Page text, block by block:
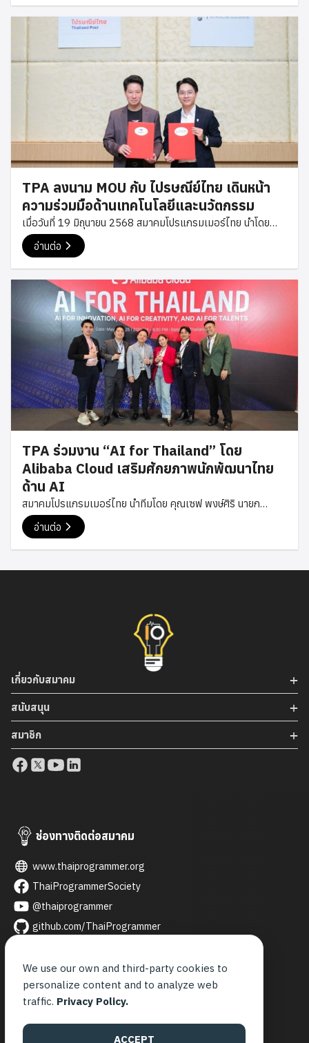
และพูดคุยกันอย่างเป็นกันเอง ในโอกาสนี้ ทั้งสองฝ่ายได้ร่วมแลก
เปลี่ยนมุมมองเกี่ยวกับแนวโน้มเทคโนโลยีและอุตสาหกรรมดิจิทัล
ด้านเทคโนโลยีในประเทศไทย รวมถึงโอกาสในการสร้างความร่วม
มือระหว่างภาคเอกชนและชุมชนนักพัฒนาในอนาคต การพบปะครั้ง
นี้ยังสะท้อนถึงความตั้งใจของสมาคมโปรแกรมเมอร์ไทยในการ
สร้างเครือข่ายความร่วมมือกับองค์กรชั้นนำในอุตสาหกรรม
เทคโนโลยี เพื่อสนับสนุนการพัฒนาองค์ความรู้ การสร้างโอกาส
ใหม่ ๆ ให้กับนักพัฒนาไทย และร่วมกันผลักดันระบบนิเวศด้าน
เทคโนโลยีของประเทศให้เติบโตอย่างต่อเนื่อง สมาคม
อย่างอบอุ่น และขออวยพรให้ปีใหม่นี้เป็นปีแห่งความสำเร็จและการ
เติบโตอย่างต่อเนื่อง #TPA #ThaiProgrammer #Bitkub
#TechCommunity
TPA ลงนาม MOU กับ ไปรษณีย์ไทย เดินหน้า
ความร่วมมือด้านเทคโนโลยีและนวัตกรรม
เมื่อวันที่ 19 มิถุนายน 2568 สมาคมโปรแกรมเมอร์ไทย นำโดย
คุณเซฟ พงษ์ศิริ นายกสมาคม และ คุณโม กฤษฎา กรรมการ
สมาคม เข้าร่วมพิธีลงนามบันทึกข้อตกลงความร่วมมือ (MOU) กับ
บริษัท ไปรษณีย์ไทย จำกัด โดยมี ดร.ดนันท์ สุภัทรพันธุ์ กรรมการผู้
จัดการใหญ่ พร้อมทีมผู้บริหารให้การต้อนรับและร่วมลงนามในครั้ง
นี้ ความร่วมมือดังกล่าวมีวัตถุประสงค์เพื่อส่งเสริมการพัฒนา
เทคโนโลยีและนวัตกรรมด้านดิจิทัล รวมถึงการแลกเปลี่ยนองค์
ความรู้ระหว่างภาคเทคโนโลยีและภาคธุรกิจ เพื่อยกระดับศักยภาพ
ของนักพัฒนาและองค์กรไทยให้สามารถปรับตัวต่อการเปลี่ยนแปลง
ของโลกดิจิทัลได้อย่างมีประสิทธิภาพ พร้อมสนับสนุนการเติบโตของ
ธุรกิจไทยให้แข็งแกร่งในยุคเศรษฐกิจดิจิทัล พิธีลงนามจัดขึ้น ณ
ไปรษณีย์ไทย สำนักงานใหญ่ ท่ามกลางบรรยากาศแห่งความร่วม
มือและวิสัยทัศน์ร่วมกันของทั้งสององค์กร ที่มุ่งขับเคลื่อนการ
เติบโตของเศรษฐกิจดิจิทัลไทยอย่างยั่งยืน การลงนามบันทึกข้อ
ตกลงในครั้งนี้นับเป็นอีกก้าวสำคัญของสมาคมโปรแกรมเมอร์ไทย
ในการสร้างเครือข่ายความร่วมมือกับองค์กรชั้นนำของประเทศ
เพื่อผลักดันการพัฒนาอุตสาหกรรมเทคโนโลยีไทย และเปิดโอกาส
ให้เกิดการต่อยอดนวัตกรรมที่เป็นประโยชน์ต่อสังคมและเศรษฐกิจ
ในอนาคต #TPA #ThaiProgrammer #MOU #TPAPartner
อ่านต่อ
TPA ร่วมงาน “AI for Thailand” โดย
Alibaba Cloud เสริมศักยภาพนักพัฒนาไทย
ด้าน AI
สมาคมโปรแกรมเมอร์ไทย นำทีมโดย คุณเซฟ พงษ์ศิริ นายก
สมาคม, คุณเกรท สรวิศ อุปนายกสมาคม, คุณภูมิ ณัฐนันท์
กรรมการสมาคม และคุณโม กฤษฎา กรรมการสมาคม เข้าร่วมงาน
“AI for Thailand” ซึ่งจัดขึ้นโดย Alibaba Cloud เมื่อวันที่ 9
พฤษภาคม 2568 ณ กรุงเทพ งานดังกล่าวจัดขึ้นเพื่อส่งเสริม
เทคโนโลยีปัญญาประดิษฐ์ หรือ Artificial Intelligence มา
ประยุกต์ใช้ในการพัฒนาโซลูชันดิจิทัล การสร้างนวัตกรรม และการ
ต่อยอดธุรกิจได้อย่างมีประสิทธิภาพ ตอบรับกับทิศทางของ
เศรษฐกิจดิจิทัลที่กำลังเติบโตอย่างรวดเร็วในปัจจุบัน ภายในงานมี
การบรรยายและนำเสนอเนื้อหาจากผู้เชี่ยวชาญของ Alibaba
Cloud ซึ่งได้ถ่ายทอดองค์ความรู้เกี่ยวกับเทคโนโลยี AI ล่าสุด รวม
ถึงแนวโน้มการพัฒนาแพลตฟอร์ม AI และบริการด้าน Cloud ที่
กำลังมีบทบาทสำคัญในระดับโลก นอกจากนี้ยังมีการนำเสนอกรณี
ศึกษาการประยุกต์ใช้ AI ในหลากหลายอุตสาหกรรม เช่น […]
อ่านต่อ
เกี่ยวกับสมาคม
สนับสนุน
สมาชิก
ช่องทางติดต่อสมาคม
www.thaiprogrammer.org
ThaiProgrammerSociety
@thaiprogrammer
github.com/ThaiProgrammer
thai_programmer
contact@thaiprogrammer.org
9.00 - 21.00 น.
We use our own and third-party cookies to
personalize content and to analyze web
traffic. Privacy Policy.
ACCEPT